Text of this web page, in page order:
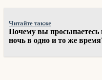
Читайте также
Почему вы
ночь в одно и то же